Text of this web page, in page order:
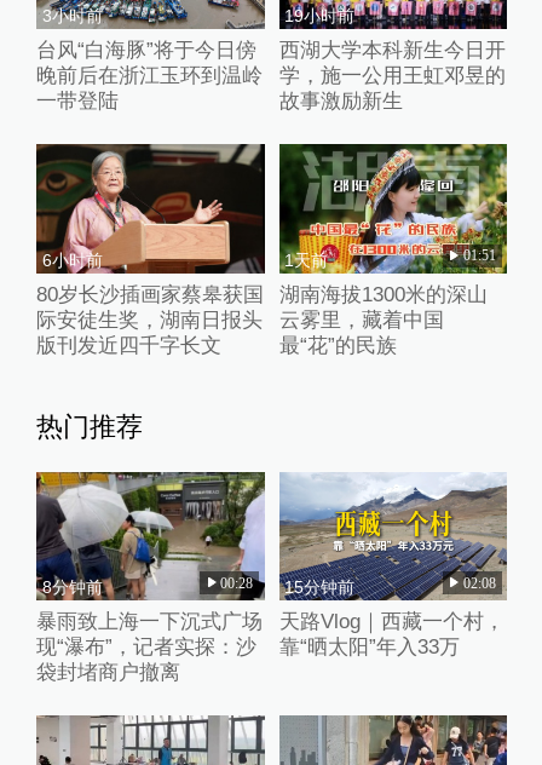
3小时前
台风“白海豚”将于今日傍
晚前后在浙江玉环到温岭
一带登陆
19小时前
西湖大学本科新生今日开
学，施一公用王虹邓昱的
故事激励新生
6小时前
80岁长沙插画家蔡皋获国
际安徒生奖，湖南日报头
版刊发近四千字长文
1天前 01:51
湖南海拔1300米的深山
云雾里，藏着中国
最“花”的民族
热门推荐
8分钟前 00:28
暴雨致上海一下沉式广场
现“瀑布”，记者实探：沙
袋封堵商户撤离
15分钟前 02:08
天路Vlog｜西藏一个村，
靠“晒太阳”年入33万